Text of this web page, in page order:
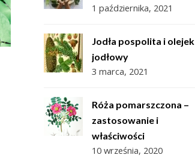
1 października, 2021
Jodła pospolita i olejek
jodłowy
3 marca, 2021
Róża pomarszczona –
zastosowanie i
właściwości
10 września, 2020